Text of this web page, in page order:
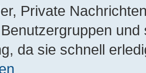
Private
da sie schnell